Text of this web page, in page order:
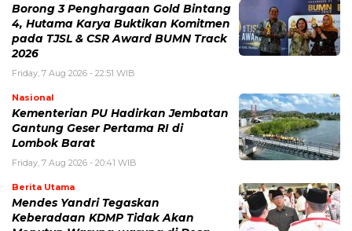
Borong 3 Penghargaan Gold Bintang
4, Hutama Karya Buktikan Komitmen
pada TJSL & CSR Award BUMN Track
2026
Friday, 7 Aug 2026 - 22:51 WIB
Nasional
Kementerian PU Hadirkan Jembatan
Gantung Geser Pertama RI di
Lombok Barat
Friday, 7 Aug 2026 - 20:41 WIB
Berita Utama
Mendes Yandri Tegaskan
Keberadaan KDMP Tidak Akan